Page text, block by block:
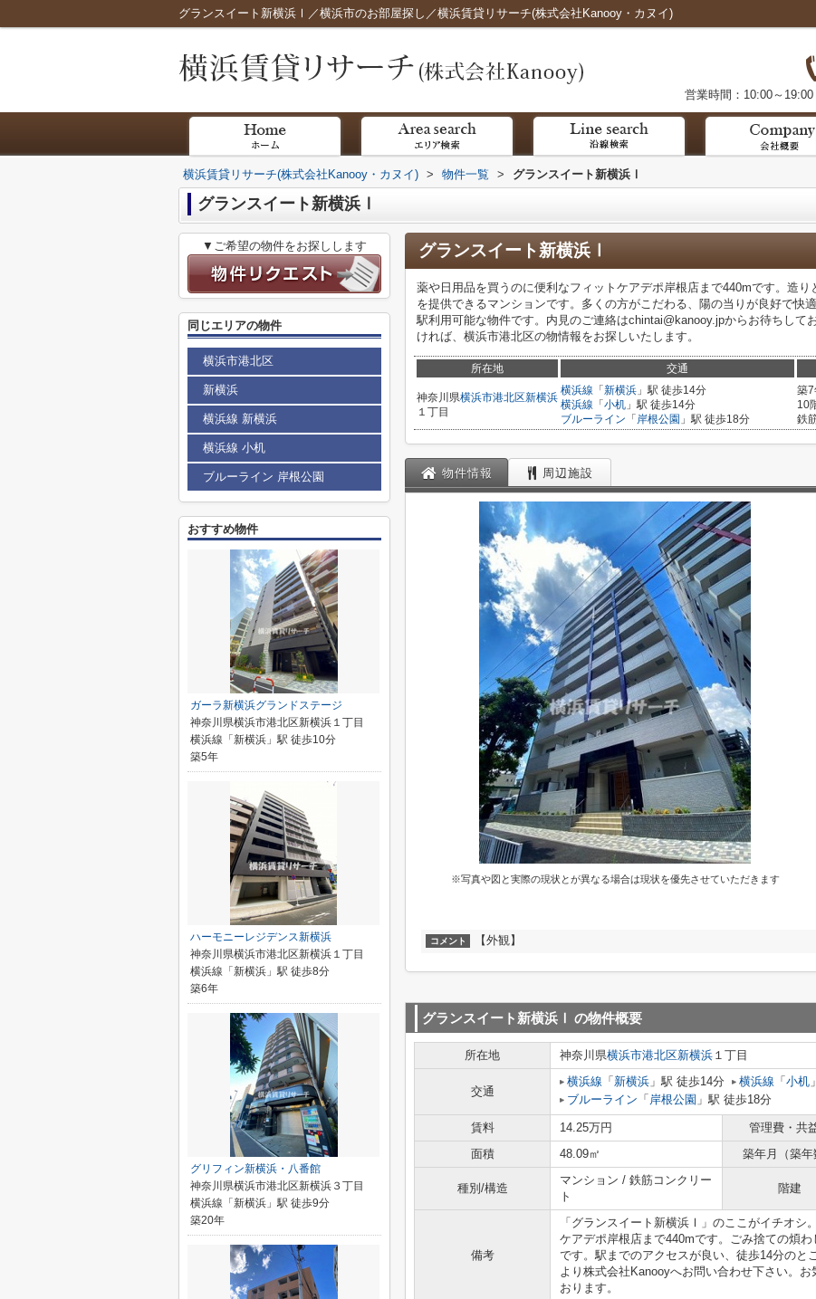
グランスイート新横浜Ⅰ／横浜市のお部屋探し／横浜賃貸リサーチ(株式会社Kanooy・カヌイ)
営業時間：10:00～19:00
横浜賃貸リサーチ(株式会社Kanooy・カヌイ) > 物件一覧 > グランスイート新横浜Ⅰ
グランスイート新横浜Ⅰ
グランスイート新横浜Ⅰ
薬や日用品を買うのに便利なフィットケアデポ岸根店まで440mです。造
を提供できるマンションです。多くの方がこだわる、陽の当りが良好で快
駅利用可能な物件です。内見のご連絡はchintai@kanooy.jpからお待ちして
ければ、横浜市港北区の物情報をお探しいたします。
所在地 交通
神奈川県横浜市港北区新横浜
１丁目
横浜線 「 新横浜 」駅 徒歩14分
横浜線 「 小机 」駅 徒歩14分
ブルーライン 「 岸根公園 」駅 徒歩18分
築7
10
鉄
物件情報 周辺施設
※写真や図と実際の現状とが異なる場合は現状を優先させていただきます
コメント 【外観】
グランスイート新横浜Ⅰ の物件概要
所在地 神奈川県横浜市港北区新横浜 １丁目
交通
横浜線 「 新横浜 」駅 徒歩14分 横浜線 「 小机
ブルーライン 「 岸根公園 」駅 徒歩18分
賃料 14.25万円 管理費・共
面積
48.09㎡ 築年月（築年
種別/構造
マンション / 鉄筋コンクリー
ト
階建
備考
「グランスイート新横浜Ⅰ」のここがイチオシ
ケアデポ岸根店まで440mです。ごみ捨ての煩
です。駅までのアクセスが良い、徒歩14分のと
より株式会社Kanooyへお問い合わせ下さい。
おります。
▼ご希望の物件をお探しします
同じエリアの物件
横浜市港北区
新横浜
横浜線 新横浜
横浜線 小机
ブルーライン 岸根公園
おすすめ物件
ガーラ新横浜グランドステージ
神奈川県横浜市港北区新横浜１丁目
横浜線「新横浜」駅 徒歩10分
築5年
ハーモニーレジデンス新横浜
神奈川県横浜市港北区新横浜１丁目
横浜線「新横浜」駅 徒歩8分
築6年
グリフィン新横浜・八番館
神奈川県横浜市港北区新横浜３丁目
横浜線「新横浜」駅 徒歩9分
築20年